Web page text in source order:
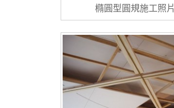
橢圓型圓規施工照片